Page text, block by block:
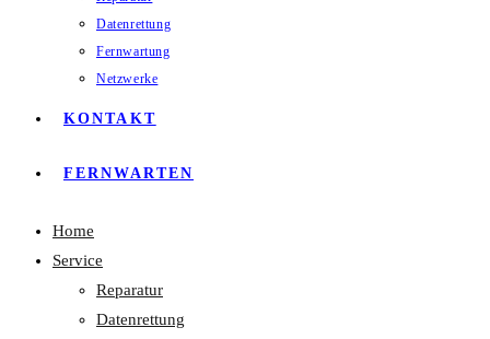
Datenrettung
Fernwartung
Netzwerke
KONTAKT
FERNWARTEN
Home
Service
Reparatur
Datenrettung